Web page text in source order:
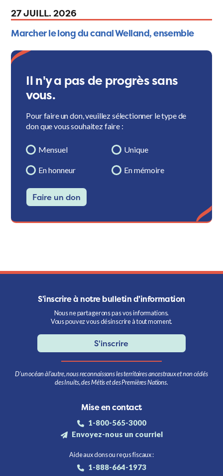
27 JUILL. 2026
Marcher le long du canal Welland, ensemble
Il n'y a pas de progrès sans
vous.
Pour faire un don, veuillez sélectionner le type de
don que vous souhaitez faire :
Mensuel Unique
En honneur En mémoire
Faire un don
S'inscrire à notre bulletin d'information
Nous ne partagerons pas vos informations.
Vous pouvez vous désinscrire à tout moment.
S'inscrire
D’un océan à l’autre, nous reconnaissons les territoires ancestraux et non cédés
des Inuits, des Métis et des Premières Nations.
Mise en contact
1-800-565-3000
Envoyez-nous un courriel
Aide aux dons ou reçus fiscaux :
1-888-664-1973